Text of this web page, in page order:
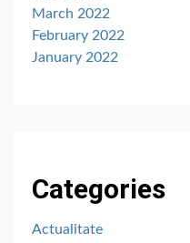
March 2022
February 2022
January 2022
Categories
Actualitate